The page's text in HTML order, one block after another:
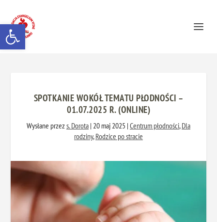
Otwórz pasek narzędzi
SPOTKANIE WOKÓŁ TEMATU PŁODNOŚCI –
01.07.2025 R. (ONLINE)
Wysłane przezs. Dorota | 20 maj 2025 | Centrum płodności,Dla
rodziny,Rodzice po stracie